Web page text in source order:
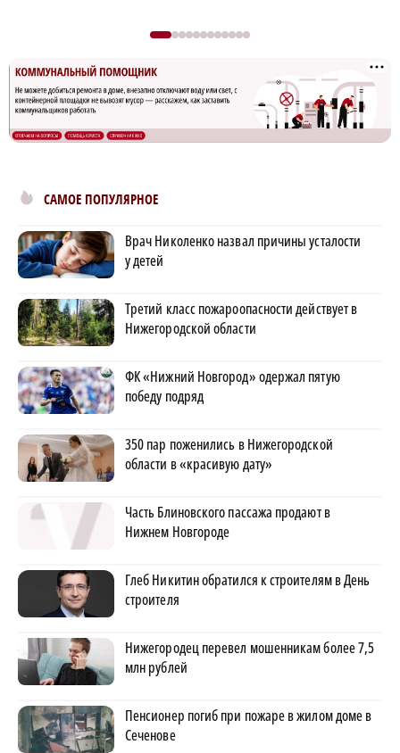
САМОЕ ПОПУЛЯРНОЕ
Врач Николенко назвал причины усталости
у детей
Третий класс пожароопасности действует в
Нижегородской области
ФК «Нижний Новгород» одержал пятую
победу подряд
350 пар поженились в Нижегородской
области в «красивую дату»
Часть Блиновского пассажа продают в
Нижнем Новгороде
Глеб Никитин обратился к строителям в День
строителя
Нижегородец перевел мошенникам более 7,5
млн рублей
Пенсионер погиб при пожаре в жилом доме в
Сеченове
×